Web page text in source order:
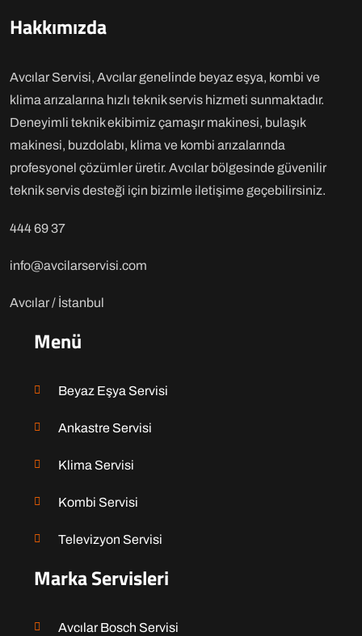
Hakkımızda
Avcılar Servisi, Avcılar genelinde beyaz eşya, kombi ve
klima arızalarına hızlı teknik servis hizmeti sunmaktadır.
Deneyimli teknik ekibimiz çamaşır makinesi, bulaşık
makinesi, buzdolabı, klima ve kombi arızalarında
profesyonel çözümler üretir. Avcılar bölgesinde güvenilir
teknik servis desteği için bizimle iletişime geçebilirsiniz.
444 69 37
info@avcilarservisi.com
Avcılar / İstanbul
Menü
Beyaz Eşya Servisi
Ankastre Servisi
Klima Servisi
Kombi Servisi
Televizyon Servisi
Marka Servisleri
Avcılar Bosch Servisi